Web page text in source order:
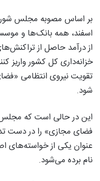
اسفند، همه بانک‌ها و
از درآمد حاصل از
خزانه‌داری کل کشور واریز
تقویت نیروی انتظامی
شود.
این در حالی است که
فضای مجازی» را در دست
عنوان یکی از خواسته‌های
نام برده می‌شود.